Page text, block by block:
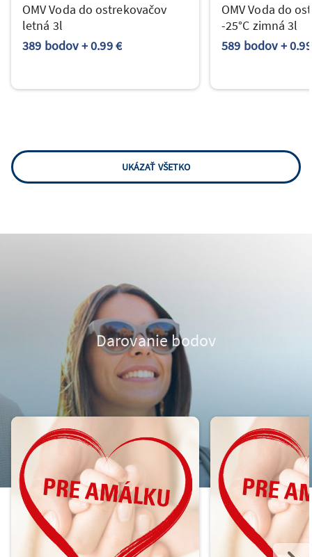
OMV Voda do ostrekovačov
letná 3l
389 bodov + 0.99 €
OMV Voda do
-25°C zimná 3l
589 bodov +
UKÁZAŤ VŠETKO
Darovanie bodov